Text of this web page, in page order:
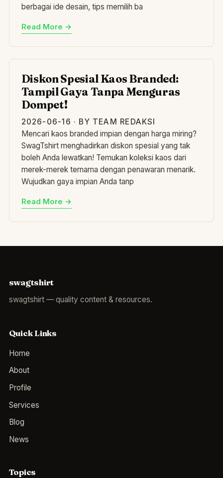
berbagai ide desain, tips memilih ba
Read More →
DI
Diskon Spesial Kaos Branded:
Tampil Gaya Tanpa Menguras
Dompet!
2026-06-16 · BY TEAM REDAKSI
Mencari kaos branded impian dengan harga miring?
SwagTshirt menghadirkan diskon spesial yang tak
boleh Anda lewatkan! Temukan koleksi kaos dari
merek-merek ternama dengan penawaran menarik.
Wujudkan gaya impian Anda tanp
Read More →
swagtshirt
swagtshirt — quality content & resources.
Quick Links
Home
About
Profile
Services
Blog
News
Topics